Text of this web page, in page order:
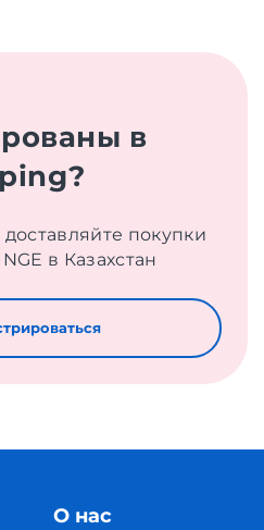
в
покупки
в Казахстан
О нас